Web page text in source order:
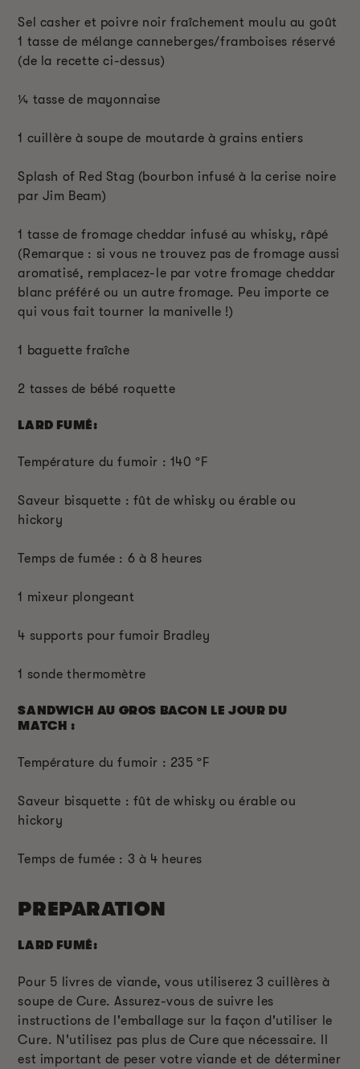
Sel casher et poivre noir fraîchement moulu au goût
1 tasse de mélange canneberges/framboises réservé
(de la recette ci-dessus)
¼ tasse de mayonnaise
1 cuillère à soupe de moutarde à grains entiers
Splash of Red Stag (bourbon infusé à la cerise noire
par Jim Beam)
1 tasse de fromage cheddar infusé au whisky, râpé
(Remarque : si vous ne trouvez pas de fromage aussi
aromatisé, remplacez-le par votre fromage cheddar
blanc préféré ou un autre fromage. Peu importe ce
qui vous fait tourner la manivelle !)
1 baguette fraîche
2 tasses de bébé roquette
LARD FUMÉ:
Température du fumoir : 140 ºF
Saveur bisquette : fût de whisky ou érable ou
hickory
Temps de fumée : 6 à 8 heures
1 mixeur plongeant
4 supports pour fumoir Bradley
1 sonde thermomètre
SANDWICH AU GROS BACON LE JOUR DU
MATCH :
Température du fumoir : 235 ºF
Saveur bisquette : fût de whisky ou érable ou
hickory
Temps de fumée : 3 à 4 heures
PREPARATION
LARD FUMÉ:
Pour 5 livres de viande, vous utiliserez 3 cuillères à
soupe de Cure. Assurez-vous de suivre les
instructions de l'emballage sur la façon d'utiliser le
Cure. N'utilisez pas plus de Cure que nécessaire. Il
est important de peser votre viande et de déterminer